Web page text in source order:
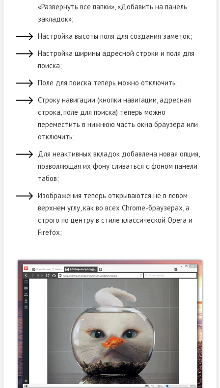
«Развернуть все папки», «Добавить на панель
закладок»;
Настройка высоты поля для создания заметок;
Настройка ширины адресной строки и поля для
поиска;
Поле для поиска теперь можно отключить;
Строку навигации (кнопки навигации, адресная
строка, поле для поиска) теперь можно
переместить в нижнюю часть окна браузера или
отключить;
Для неактивных вкладок добавлена новая опция,
позволяющая их фону сливаться с фоном панели
табов;
Изображения теперь открываются не в левом
верхнем углу, как во всех Chrome-браузерах, а
строго по центру в стиле классической Opera и
Firefox;